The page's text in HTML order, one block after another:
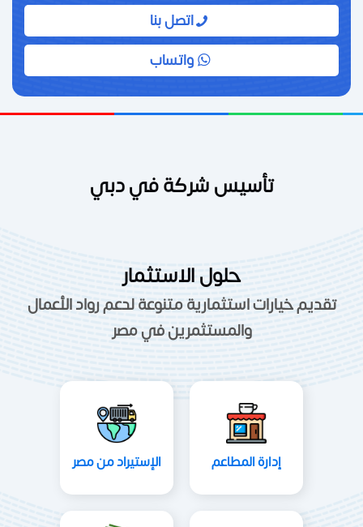
اتصل بنا
واتساب
تأسيس شركة في دبي
حلول الاستثمار
تقديم خيارات استثمارية متنوعة لدعم رواد الأعمال
والمستثمرين في مصر
إدارة المطاعم الإستيراد من مصر